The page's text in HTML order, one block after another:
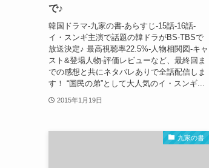
で♪
韓国ドラマ-九家の書-あらすじ-15話-16話-
イ・スンギ主演で話題の韓ドラがBS-TBSで
放送決定♪ 最高視聴率22.5%-人物相関図-キャ
スト&登場人物-評価レビューなど、最終回ま
での感想と共にネタバレありで全話配信しま
す！ “国民の弟”として大人気のイ・スンギ...
2015年1月19日
九家の書